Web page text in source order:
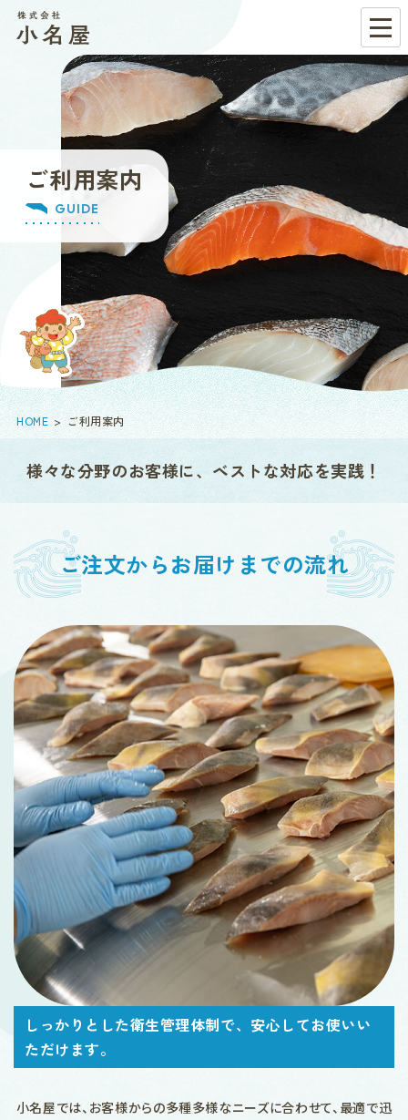
ご利用案内
GUIDE
HOME ご利用案内
様々な分野のお客様に、ベストな対応を実践！
ご注文からお届けまでの流れ
しっかりとした衛生管理体制で、 安心してお使いい
ただけます。
小名屋では、お客様からの多種多様なニーズに合わせて、最適で迅